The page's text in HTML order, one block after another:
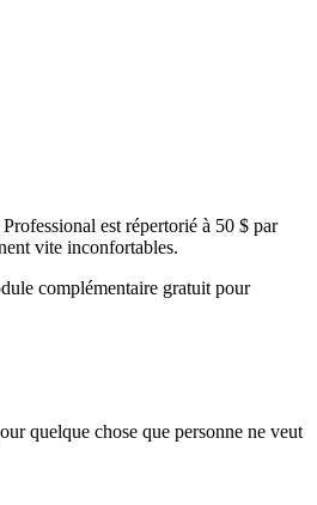
est répertorié à 50 $ par
vite inconfortables.
complémentaire gratuit pour
quelque chose que personne ne veut